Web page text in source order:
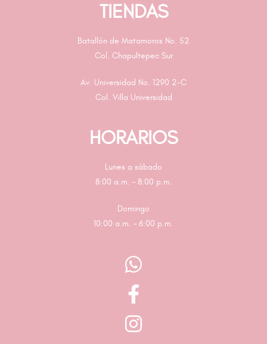
TIENDAS
Batallón de Matamoros No. 52
Col. Chapultepec Sur
Av. Universidad No. 1290 2-C
Col. Villa Universidad
HORARIOS
Lunes a sábado
8:00 a.m. – 8:00 p.m.
Domingo
10:00 a.m. – 6:00 p.m.